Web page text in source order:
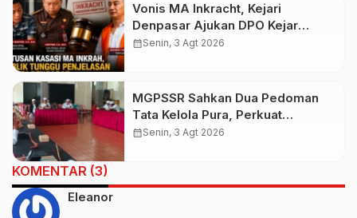
Vonis MA Inkracht, Kejari
Denpasar Ajukan DPO Kejar
Budiman Tiang
calendar_monthSenin, 3 Agt 2026
MGPSSR Sahkan Dua Pedoman
Tata Kelola Pura, Perkuat
Kepastian Hukum dan Pelayanan
calendar_monthSenin, 3 Agt 2026
KOMENTAR (3)
Eleanor